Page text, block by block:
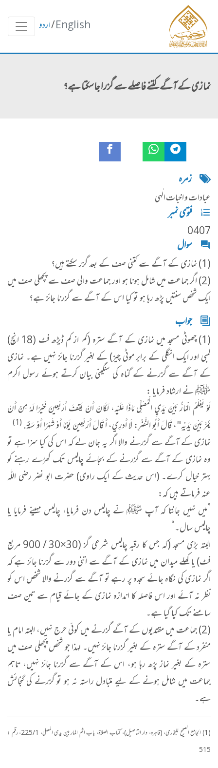
English
/اردو
نمازی کے آگے کتنے فاصلے سے گزرا جاسکتا ہے؟
زمره
عبادات و اخبات الٰہی
فتوی نمبر
0407
سوال
(1) نمازی کے آگے سے کتنی صف کے بعد گزر سکتے ہیں؟
(2) اگر جماعت میں شامل ہونا ہو اور جماعت والی صف سے پچھلی صف میں
ایک شخص سنتیں پڑھ رہا ہو تو کیا اس کے آگے سے گزرنا جائز ہے؟
جواب
(1) چھوٹی مسجد میں نمازی کے آگے سترہ (کم از کم ڈیڑھ فٹ (18 انچ)
لمبی اور ایک انگلی کے برابر موٹی چیز) کے بغیر گزرنا جائز نہیں ہے۔ نمازی
کے آگے سے گزرنے کے گناہ کی سنگینی بیان کرتے ہوئے رسول اکرم
ﷺ نے ارشاد فرمایا :
لَوْ يَعْلَمُ الْمَارُّ بَيْنَ يَدَيِ الْمُصَلِّي مَاذَا عَلَيْهِ، لَكَانَ أَنْ يَقِفَ أَرْبَعِينَ خَيْرًا لَهُ مِنْ أَنْ
يَمُرَّ بَيْنَ يَدَيْهِ"، قَالَ أَبُو النَّضْرِ: لَا أَدرِي، أَ قَالَ أَرْبَعِينَ يَوْمًا أَوْ شَهْرًا أَوْ سَنَةً. (1)
​نمازی کے آگے سے گزرنے والا اگر یہ جان لے کہ اس کی کیا سزا ہے تو
وہ نمازی کے آگے سے گزرنے کے بجائے چالیس تک کھڑے رہنے کو
بہتر خیال کرے۔ (اس حدیث کے ایک راوی) حضرت ابو نضر رضی اللّٰہ
عنہ فرماتے ہیں کہ:
”​میں نہیں جانتا کہ آپ ﷺ نے چالیس دن فرمایا، چالیس مہینے فرمایا یا
چالیس سال۔“
​البتہ بڑی مسجد (کہ جس کا رقبہ چالیس شرعی گز (30×30 / 900 مربع
فٹ) یا کھلے میدان میں نمازی کے آگے سے اتنی دور سے گزرنا جائز ہے کہ
اگر نمازی کی نگاہ جائے سجدہ پر رہے تو آگے سے گزرنے والا شخص اس کو
نظر نہ آئے اور اس فاصلہ کا اندازہ نمازی کے جائے قیام سے تین صف
سامنے تک کیا گیا ہے۔
(2) جماعت میں مقتدیوں کے آگے گزرنے میں کوئی حرج نہیں، البتہ امام یا
منفرد کے آگے سترہ کے بغیر گزرنا جائز نہیں۔ لہذا جو شخص پچھلی صف میں
سترہ کے بغیر نماز پڑھ رہا ہو، اس کے آگے سے گزرنا جائز نہیں، تاہم
جماعت میں شامل ہونے کے لیے متبادل راستہ نہ ہو تو گزرنے کی گنجائش
ہے۔​
(1) الجامع الصحیح للبخاری، (قاہرہ، دار التاصیل)، کتاب الصلاۃ، باب اثم المار بین یدی المصلی، 225/1، رقم :
515